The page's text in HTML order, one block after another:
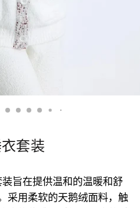
套装
旨在提供温和的温暖和舒
采用柔软的天鹅绒面料，触